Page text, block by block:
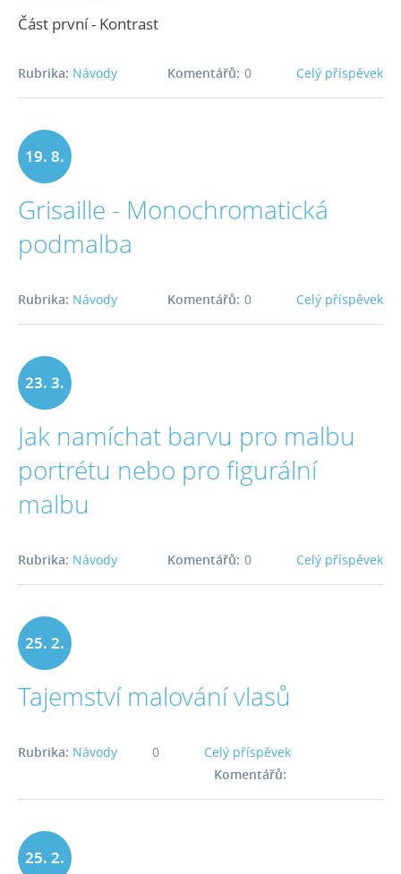
Část první - Kontrast
Celý příspěvek
Rubrika: Návody 0
Komentářů:
19. 8.
2016
Grisaille - Monochromatická
podmalba
Celý příspěvek
Rubrika: Návody 0
Komentářů:
23. 3.
2016
Jak namíchat barvu pro malbu
portrétu nebo pro figurální
malbu
Celý příspěvek
Rubrika: Návody 0
Komentářů:
25. 2.
2016
Tajemství malování vlasů
Celý příspěvek
Rubrika: Návody
0
Komentářů:
25. 2.